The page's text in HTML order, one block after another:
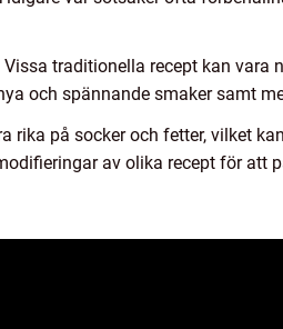
traditionella recept kan
och spännande smaker samt
rika på socker och fetter, vilket
av olika recept för att